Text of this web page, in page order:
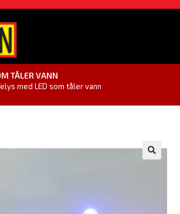
TÅLER VANN
med LED som tåler vann